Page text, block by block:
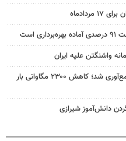
واشنگتن علیه ایران
مدیرعامل توانیر: ۱۰ هزار ماینر جمع‌آوری شد؛ کاهش ۲۳۰۰ مگاواتی بار
دانش‌آموز شیرازی